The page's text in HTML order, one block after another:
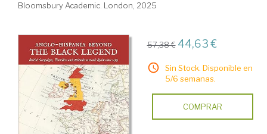
Bloomsbury Academic. London, 2025
57,38 € 44,63 €
Sin Stock. Disponible en
5/6 semanas.
COMPRAR